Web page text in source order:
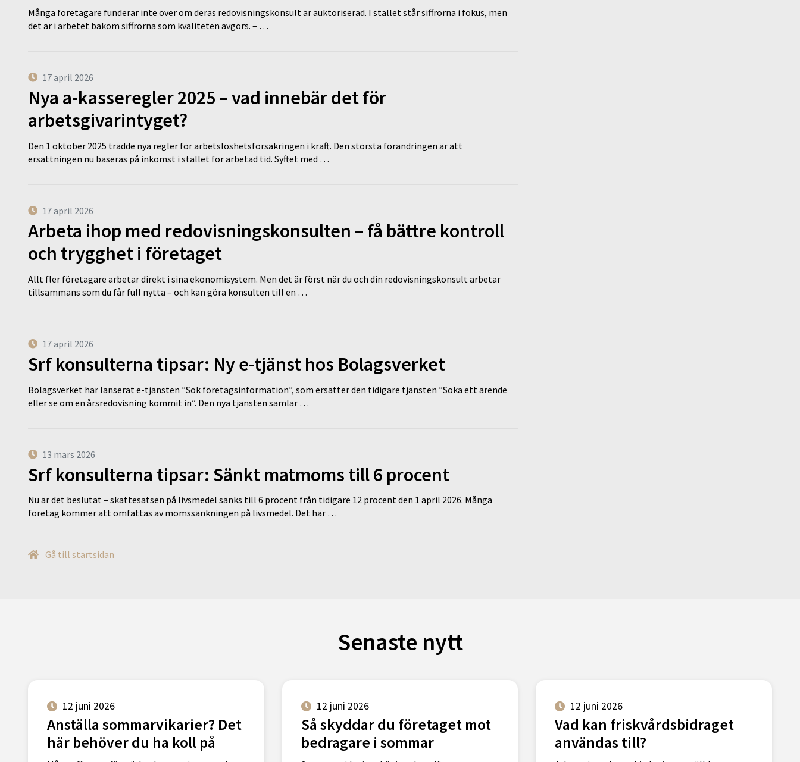
Många företagare funderar inte över om deras redovisningskonsult är auktoriserad. I stället står siffrorna i fokus, men
det är i arbetet bakom siffrorna som kvaliteten avgörs. – …
17 april 2026
Nya a-kasseregler 2025 – vad innebär det för
arbetsgivarintyget?
Den 1 oktober 2025 trädde nya regler för arbetslöshetsförsäkringen i kraft. Den största förändringen är att
ersättningen nu baseras på inkomst i stället för arbetad tid. Syftet med …
17 april 2026
Arbeta ihop med redovisningskonsulten – få bättre kontroll
och trygghet i företaget
Allt fler företagare arbetar direkt i sina ekonomisystem. Men det är först när du och din redovisningskonsult arbetar
tillsammans som du får full nytta – och kan göra konsulten till en …
17 april 2026
Srf konsulterna tipsar: Ny e-tjänst hos Bolagsverket
Bolagsverket har lanserat e-tjänsten ”Sök företagsinformation”, som ersätter den tidigare tjänsten ”Söka ett ärende
eller se om en årsredovisning kommit in”. Den nya tjänsten samlar …
13 mars 2026
Srf konsulterna tipsar: Sänkt matmoms till 6 procent
Nu är det beslutat – skattesatsen på livsmedel sänks till 6 procent från tidigare 12 procent den 1 april 2026. Många
företag kommer att omfattas av momssänkningen på livsmedel. Det här …
Gå till startsidan
Senaste nytt
12 juni 2026
Anställa sommarvikarier? Det
här behöver du ha koll på
12 juni 2026
Så skyddar du företaget mot
bedragare i sommar
12 juni 2026
Vad kan friskvårdsbidraget
användas till?